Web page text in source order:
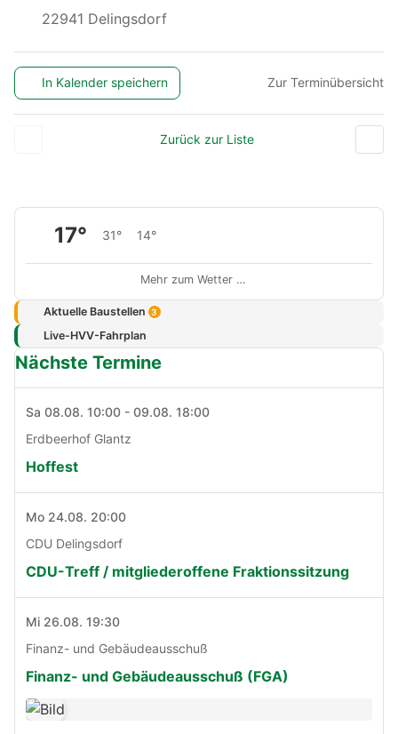
22941 Delingsdorf
In Kalender speichern Zur Terminübersicht
Zurück zur Liste
17° 31° 14°
Mehr zum Wetter …
Aktuelle Baustellen 3
Live-HVV-Fahrplan
Nächste Termine
Sa 08.08. 10:00 - 09.08. 18:00
Erdbeerhof Glantz
Hoffest
Mo 24.08. 20:00
CDU Delingsdorf
CDU-Treff / mitgliederoffene Fraktionssitzung
Mi 26.08. 19:30
Finanz- und Gebäudeausschuß
Finanz- und Gebäudeausschuß (FGA)